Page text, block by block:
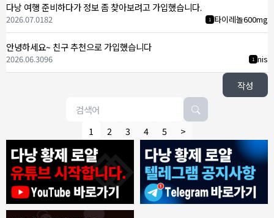
다낭 여행 준비하다가 정보 좀 찾아보려고 가입했습니다.
1 타이레놀600mg
2026.07.0182
안녕하세요~ 친구 추천으로 가입했습니다
1 nis
2026.06.3096
작성
1 2 3 4 5 >